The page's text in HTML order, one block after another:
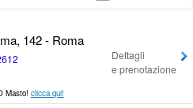
142 - Roma
Dettagli
e prenotazione
Masto! clicca qui!